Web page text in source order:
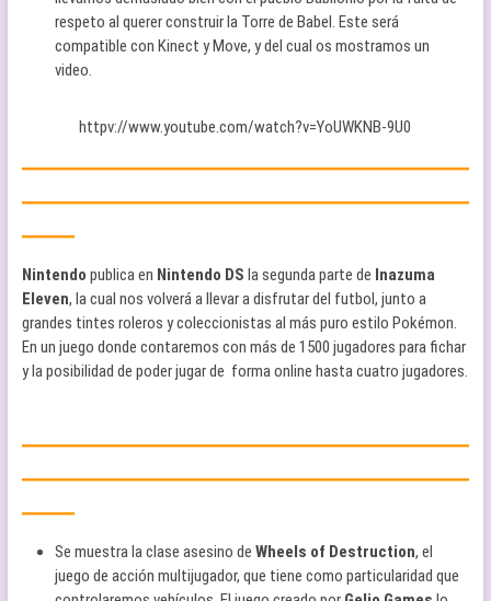
respeto al querer construir la Torre de Babel. Este será
compatible con Kinect y Move, y del cual os mostramos un
video.
httpv://www.youtube.com/watch?v=YoUWKNB-9U0
—————————————————
—————————————————
——
Nintendo publica en Nintendo DS la segunda parte de Inazuma
Eleven, la cual nos volverá a llevar a disfrutar del futbol, junto a
grandes tintes roleros y coleccionistas al más puro estilo Pokémon.
En un juego donde contaremos con más de 1500 jugadores para fichar
y la posibilidad de poder jugar de forma online hasta cuatro jugadores.
—————————————————
—————————————————
——
Se muestra la clase asesino de Wheels of Destruction, el
juego de acción multijugador, que tiene como particularidad que